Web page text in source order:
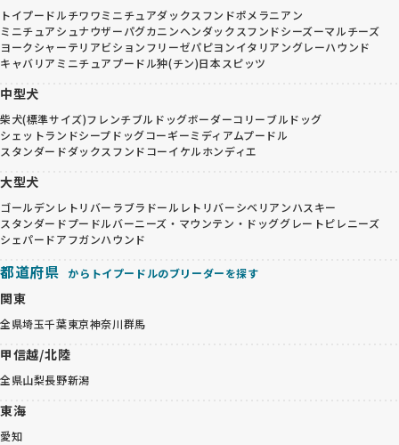
トイプードルチワワミニチュアダックスフンドポメラニアン
ミニチュアシュナウザーパグカニンヘンダックスフンドシーズーマルチーズ
ヨークシャーテリアビションフリーゼパピヨンイタリアングレーハウンド
キャバリア ミニチュアプードル狆(チン)日本スピッツ
中型犬
柴犬(標準サイズ)フレンチブルドッグボーダーコリーブルドッグ
シェットランドシープドッグコーギーミディアムプードル
スタンダードダックスフンドコーイケルホンディエ
大型犬
ゴールデンレトリバー ラブラドールレトリバーシベリアンハスキー
スタンダードプードルバーニーズ・マウンテン・ドッググレートピレニーズ
シェパードアフガンハウンド
都道府県 からトイプードルのブリーダーを探す
関東
全県埼玉千葉東京神奈川群馬
甲信越/北陸
全県山梨長野新潟
東海
愛知